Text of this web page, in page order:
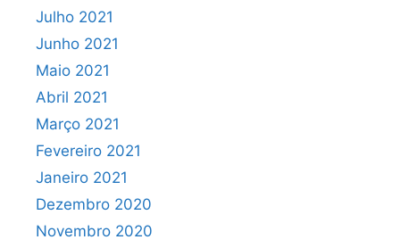
Julho 2021
Junho 2021
Maio 2021
Abril 2021
Março 2021
Fevereiro 2021
Janeiro 2021
Dezembro 2020
Novembro 2020